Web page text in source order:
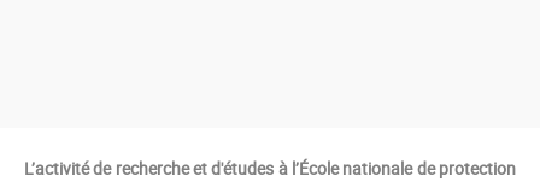
L’activité de recherche et d'études à l’École nationale de protection